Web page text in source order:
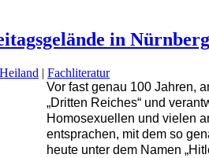
in Nürnberg
| Fachliteratur
Vor fast genau 100 Jahren,
„Dritten Reiches“ und
Homosexuellen und vielen
entsprachen, mit dem so
heute unter dem Namen